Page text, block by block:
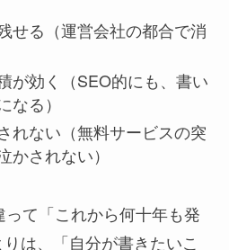
せる（運営会社の都合で消
が効く（SEO的にも、書い
なる）
れない（無料サービスの突
かされない）
て「これから何十年も発
は、「自分が書きたいこ